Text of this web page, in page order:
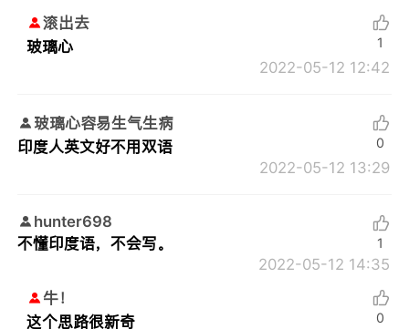
滚出去
玻璃心
2022-05-12 12:42
1
玻璃心容易生气生病
印度人英文好不用双语
2022-05-12 13:29
0
hunter698
不懂印度语，不会写。
2022-05-12 14:35
1
牛！
这个思路很新奇
0